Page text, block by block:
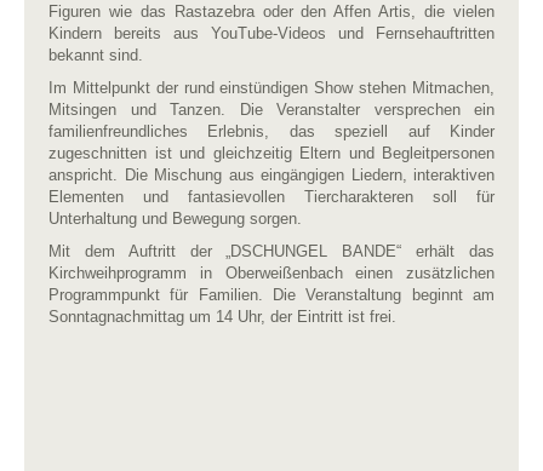
Figuren wie das Rastazebra oder den Affen Artis, die vielen
Kindern bereits aus YouTube-Videos und Fernsehauftritten
bekannt sind.
Im Mittelpunkt der rund einstündigen Show stehen Mitmachen,
Mitsingen und Tanzen. Die Veranstalter versprechen ein
familienfreundliches Erlebnis, das speziell auf Kinder
zugeschnitten ist und gleichzeitig Eltern und Begleitpersonen
anspricht. Die Mischung aus eingängigen Liedern, interaktiven
Elementen und fantasievollen Tiercharakteren soll für
Unterhaltung und Bewegung sorgen.
Mit dem Auftritt der „DSCHUNGEL BANDE“ erhält das
Kirchweihprogramm in Oberweißenbach einen zusätzlichen
Programmpunkt für Familien. Die Veranstaltung beginnt am
Sonntagnachmittag um 14 Uhr, der Eintritt ist frei.